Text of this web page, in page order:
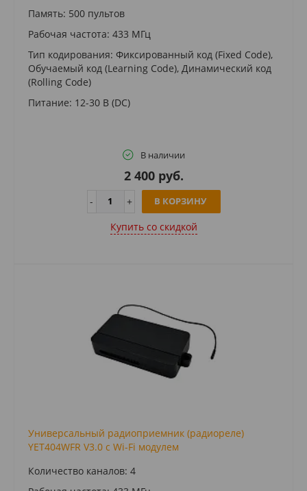
Память: 500 пультов
Рабочая частота: 433 МГц
Тип кодирования: Фиксированный код (Fixed Code),
Обучаемый код (Learning Code), Динамический код
(Rolling Code)
Питание: 12-30 В (DC)
В наличии
2 400 руб.
В КОРЗИНУ
Купить cо скидкой
Универсальный радиоприемник (радиореле)
YET404WFR V3.0 c Wi-Fi модулем
Количество каналов: 4